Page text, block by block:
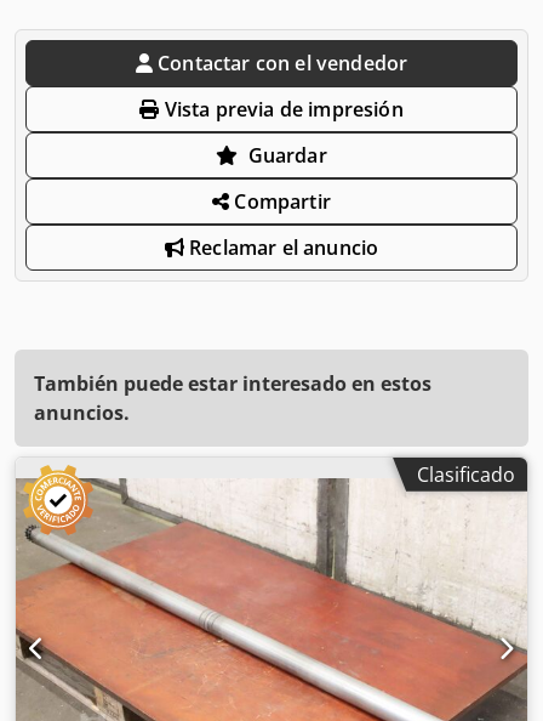
Contactar con el vendedor
Vista previa de impresión
Guardar
Compartir
Reclamar el anuncio
También puede estar interesado en estos
anuncios.
Clasificado